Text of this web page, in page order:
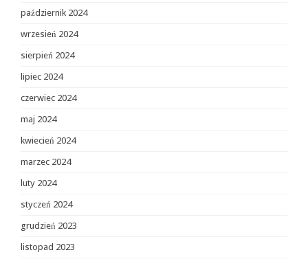
październik 2024
wrzesień 2024
sierpień 2024
lipiec 2024
czerwiec 2024
maj 2024
kwiecień 2024
marzec 2024
luty 2024
styczeń 2024
grudzień 2023
listopad 2023